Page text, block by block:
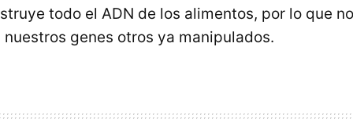
todo el ADN de los alimentos, por lo que
genes otros ya manipulados.